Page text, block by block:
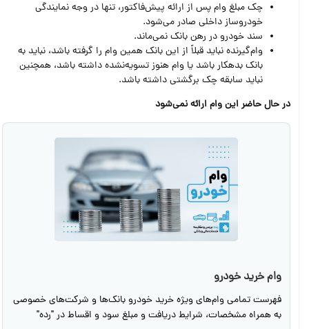
چک مبلغ وام پس از ارائه پیش‌فاکتور، تنها در وجه نمایندگی
خودروساز داخلی صادر می‌شود.
سند خودرو در رهن بانک نمی‌ماند.
وام­‌گیرنده نباید قبلاً از این بانک همین وام را گرفته باشد، نباید به
بانک بدهکار باشد یا وام هنوز تسویه‌نشده داشته باشد، همچنین
نباید سابقه چک برگشتی داشته باشد.
در حال حاضر این وام ارائه نمی‌شود
وام خرید خودرو
فهرست تمامی وام‌های ویژه خرید خودرو بانک‌ها و شرکت‌های خصوصی
به همراه مشخصات، شرایط دریافت و مبلغ سود و اقساط در "رده"